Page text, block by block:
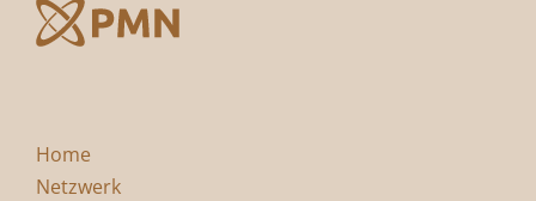
Home
Netzwerk